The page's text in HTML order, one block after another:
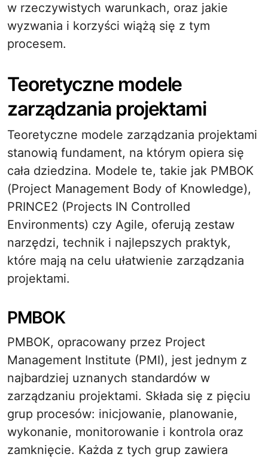
w rzeczywistych warunkach, oraz jakie
wyzwania i korzyści wiążą się z tym
procesem.
Teoretyczne modele
zarządzania projektami
Teoretyczne modele zarządzania projektami
stanowią fundament, na którym opiera się
cała dziedzina. Modele te, takie jak PMBOK
(Project Management Body of Knowledge),
PRINCE2 (Projects IN Controlled
Environments) czy Agile, oferują zestaw
narzędzi, technik i najlepszych praktyk,
które mają na celu ułatwienie zarządzania
projektami.
PMBOK
PMBOK, opracowany przez Project
Management Institute (PMI), jest jednym z
najbardziej uznanych standardów w
zarządzaniu projektami. Składa się z pięciu
grup procesów: inicjowanie, planowanie,
wykonanie, monitorowanie i kontrola oraz
zamknięcie. Każda z tych grup zawiera